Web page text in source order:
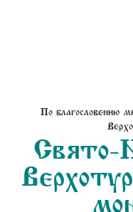
По благословению
Свято-